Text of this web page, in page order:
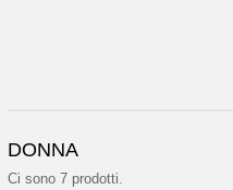
DONNA
Ci sono 7 prodotti.